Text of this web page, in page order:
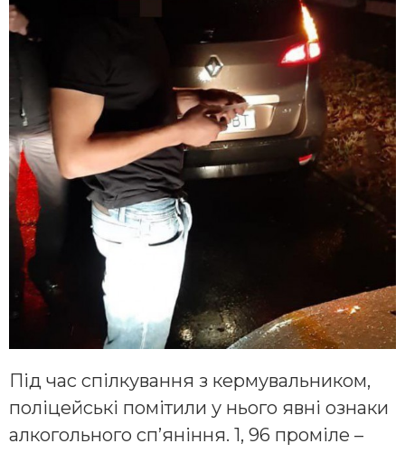
Під час спілкування з кермувальником,
поліцейські помітили у нього явні ознаки
алкогольного сп’яніння. 1, 96 проміле –